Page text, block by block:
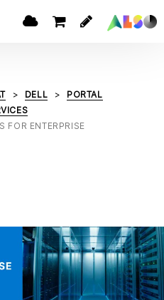
DELL
PORTAL
FOR ENTERPRISE